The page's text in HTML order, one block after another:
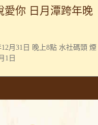
愛你 日月潭跨年晚
月31日 晚上8點 水社碼頭 煙
1日